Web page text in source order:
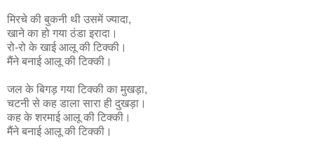
मिरचे की बुकनी थी उसमें ज्यादा,
खाने का हो गया ठंडा इरादा।
रो-रो के खाई आलू की टिक्की।
मैंने बनाई आलू की टिक्की।
जल के बिगड़ गया टिक्की का मुखड़ा,
चटनी से कह डाला सारा ही दुखड़ा।
कह के शरमाई आलू की टिक्की।
मैंने बनाई आलू की टिक्की।